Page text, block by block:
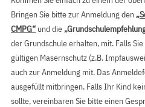
Bringen Sie bitte zur Anmeldung den
CMPG“und die
der Grundschule erhalten, mit. Falls
gültigen Masernschutz (z.B.
auch zur Anmeldung mit. Das
ausgefüllt mitbringen. Falls Ihr Kind
sollte, vereinbaren Sie bitte einen